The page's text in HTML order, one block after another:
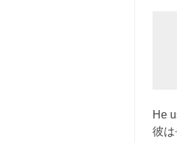
He
彼は